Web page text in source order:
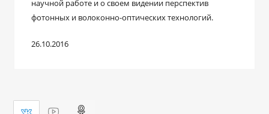
научной работе и о своем видении перспектив
фотонных и волоконно-оптических технологий.
26.10.2016